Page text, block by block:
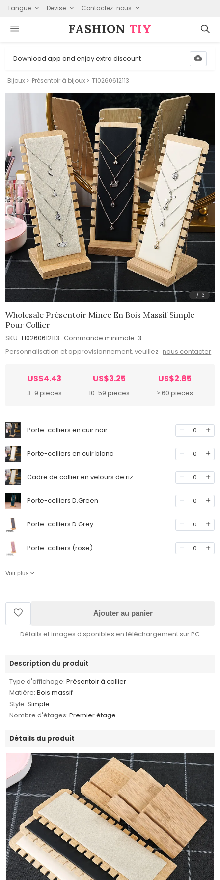
Langue Devise Contactez-nous
FASHION⁠ TIY
Download app and enjoy extra discount
Bijoux Présentoir à bijoux T10260612113
1 /13
Wholesale Présentoir Mince En Bois Massif Simple
Pour Collier
SKU: T10260612113 Commande minimale: 3
Personnalisation et approvisionnement, veuillez nous contacter
US$4.43
3-9 pieces
US$3.25
10-59 pieces
US$2.85
≥ 60 pieces
Porte-colliers en cuir noir 0
Porte-colliers en cuir blanc 0
Cadre de collier en velours de riz 0
Porte-colliers D.Green 0
Porte-colliers D.Grey 0
Porte-colliers (rose) 0
Voir plus
Ajouter au panier
Détails et images disponibles en téléchargement sur PC
Description du produit
Type d'affichage: Présentoir à collier
Matière: Bois massif
Style: Simple
Nombre d'étages: Premier étage
Détails du produit